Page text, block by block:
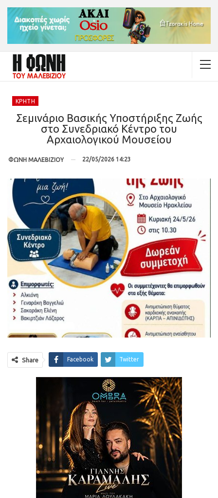
ΚΡΉΤΗ
Σεμινάριο Βασικής Υποστήριξης Ζωής
στο Συνεδριακό Κέντρο του
Αρχαιολογικού Μουσείου
ΦΩΝΗ ΜΑΛΕΒΙΖΙΟΥ 22/05/2026 14:23
Share Facebook Twitter